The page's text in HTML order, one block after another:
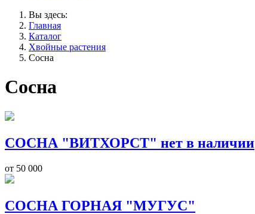
Вы здесь:
Главная
Каталог
Хвойные растения
Сосна
Сосна
СОСНА "ВИТХОРСТ" нет в наличии
от 50 000
СОСНА ГОРНАЯ "МУГУС"